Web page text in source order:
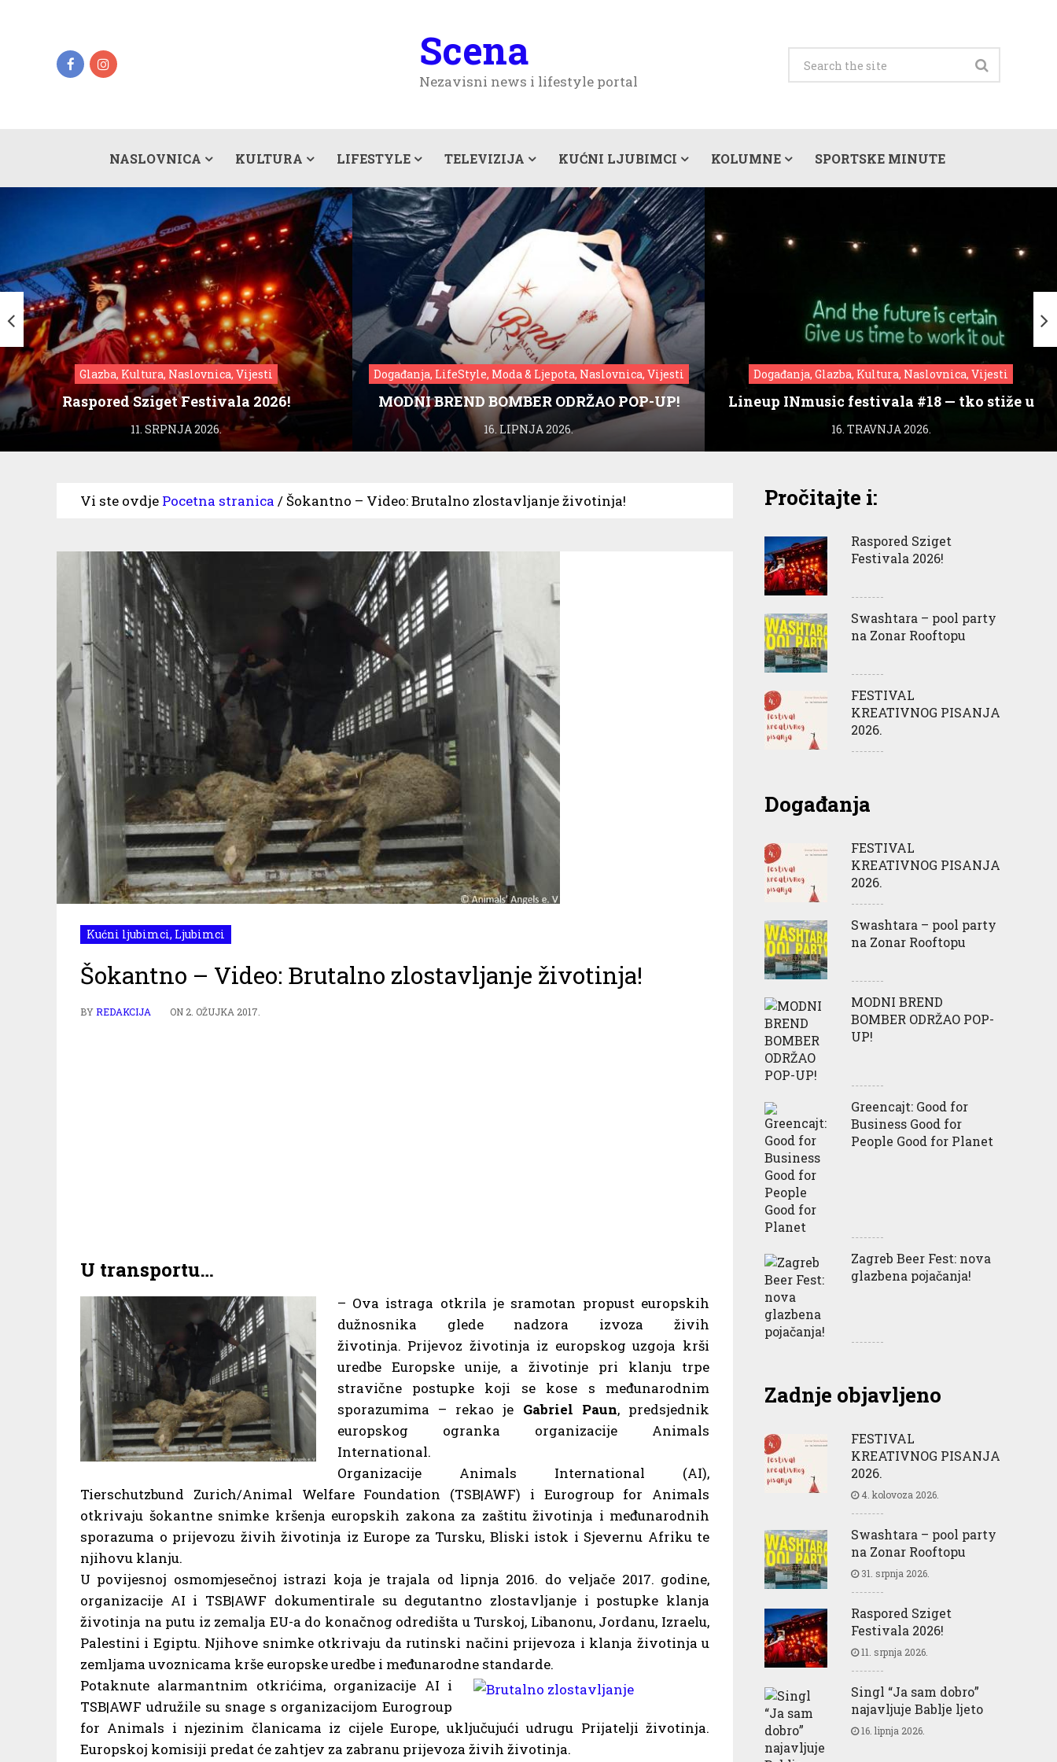
Scena
Nezavisni news i lifestyle portal
NASLOVNICA KULTURA LIFESTYLE TELEVIZIJA KUĆNI LJUBIMCI KOLUMNE SPORTSKE MINUTE
Glazba, Kultura, Naslovnica, Vijesti
Raspored Sziget Festivala 2026!
11. SRPNJA 2026.
Događanja, LifeStyle, Moda & Ljepota, Naslovnica, Vijesti
MODNI BREND BOMBER ODRŽAO POP-UP!
16. LIPNJA 2026.
Događanja, Glazba, Kultura, Naslovnica, Vijesti
Lineup INmusic festivala #18 — tko stiže u
Zagreb?
16. TRAVNJA 2026.
Vi ste ovdje Pocetna stranica / Šokantno – Video: Brutalno zlostavljanje životinja!
Kućni ljubimci, Ljubimci
Šokantno – Video: Brutalno zlostavljanje životinja!
BYREDAKCIJA ON 2. OŽUJKA 2017.
U transportu…
– Ova istraga otkrila je sramotan propust europskih
dužnosnika glede nadzora izvoza živih
životinja. Prijevoz životinja iz europskog uzgoja krši
uredbe Europske unije, a životinje pri klanju trpe
stravične postupke koji se kose s međunarodnim
sporazumima – rekao je Gabriel Paun, predsjednik
europskog ogranka organizacije Animals
International.
Organizacije Animals International (AI),
Tierschutzbund Zurich/Animal Welfare Foundation (TSB|AWF) i Eurogroup for Animals
otkrivaju šokantne snimke kršenja europskih zakona za zaštitu životinja i međunarodnih
sporazuma o prijevozu živih životinja iz Europe za Tursku, Bliski istok i Sjevernu Afriku te
njihovu klanju.
U povijesnoj osmomjesečnoj istrazi koja je trajala od lipnja 2016. do veljače 2017. godine,
organizacije AI i TSB|AWF dokumentirale su degutantno zlostavljanje i postupke klanja
životinja na putu iz zemalja EU-a do konačnog odredišta u Turskoj, Libanonu, Jordanu, Izraelu,
Palestini i Egiptu. Njihove snimke otkrivaju da rutinski načini prijevoza i klanja životinja u
zemljama uvoznicama krše europske uredbe i međunarodne standarde.
Potaknute alarmantnim otkrićima, organizacije AI i
TSB|AWF udružile su snage s organizacijom Eurogroup
for Animals i njezinim članicama iz cijele Europe, uključujući udrugu Prijatelji životinja.
Europskoj komisiji predat će zahtjev za zabranu prijevoza živih životinja.
Pročitajte i:
Raspored Sziget
Festivala 2026!
Swashtara – pool party
na Zonar Rooftopu
FESTIVAL
KREATIVNOG PISANJA
2026.
Događanja
FESTIVAL
KREATIVNOG PISANJA
2026.
Swashtara – pool party
na Zonar Rooftopu
MODNI BREND
BOMBER ODRŽAO POP-
UP!
Greencajt: Good for
Business Good for
People Good for Planet
Zagreb Beer Fest: nova
glazbena pojačanja!
Zadnje objavljeno
FESTIVAL
KREATIVNOG PISANJA
2026.
4. kolovoza 2026.
Swashtara – pool party
na Zonar Rooftopu
31. srpnja 2026.
Raspored Sziget
Festivala 2026!
11. srpnja 2026.
Singl “Ja sam dobro”
najavljuje Bablje ljeto
16. lipnja 2026.